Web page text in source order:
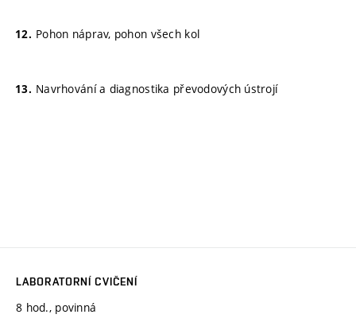
Pohon náprav, pohon všech kol
Navrhování a diagnostika převodových ústrojí
LABORATORNÍ CVIČENÍ
8 hod., povinná